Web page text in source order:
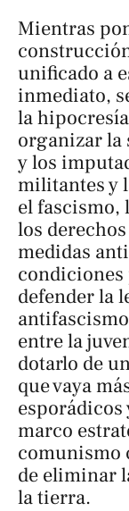
Mientras
unificado a
inmediato,
la
organizar la
y los
militantes y
el fascismo,
los
medidas
condiciones
defender la
entre la
dotarlo de
que vaya
esporádicos
marco
comunismo
de eliminar
la tierra.